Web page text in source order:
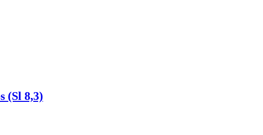
(Sl 8,3)